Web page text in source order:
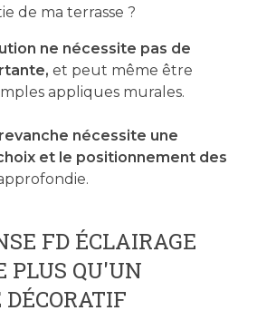
de ma terrasse ?
ne nécessite pas de
et peut même être
appliques murales.
nécessite une
et le positionnement des
FD ÉCLAIRAGE
PLUS QU'UN